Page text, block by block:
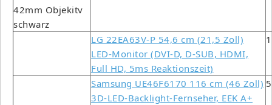
LG 22EA63V-P 54,6 cm (21,5 Zoll)
LED-Monitor (DVI-D, D-SUB, HDMI,
Full HD, 5ms Reaktionszeit)
Samsung UE46F6170 116 cm (46 Zoll)
3D-LED-Backlight-Fernseher, EEK A+